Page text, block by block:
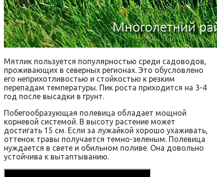
Мятлик пользуется популярностью среди садоводов,
проживающих в северных регионах. Это обусловлено
его неприхотливостью и стойкостью к резким
перепадам температуры. Пик роста приходится на 3-4
год после высадки в грунт.
Побегообразующая полевица обладает мощной
корневой системой. В высоту растение может
достигать 15 см. Если за лужайкой хорошо ухаживать,
оттенок травы получается темно-зеленым. Полевица
нуждается в свете и обильном поливе. Она довольно
устойчива к вытаптыванию.